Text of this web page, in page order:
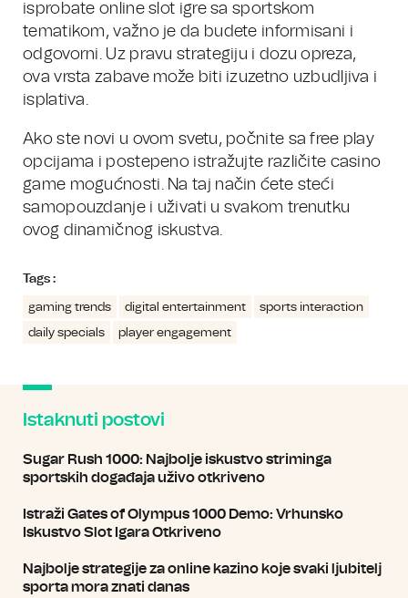
isprobate online slot igre sa sportskom
tematikom, važno je da budete informisani i
odgovorni. Uz pravu strategiju i dozu opreza,
ova vrsta zabave može biti izuzetno uzbudljiva i
isplativa.
Ako ste novi u ovom svetu, počnite sa free play
opcijama i postepeno istražujte različite casino
game mogućnosti. Na taj način ćete steći
samopouzdanje i uživati u svakom trenutku
ovog dinamičnog iskustva.
Tags :
gaming trends digital entertainment
sports interaction
daily specials
player engagement
Istaknuti postovi
Sugar Rush 1000: Najbolje iskustvo striminga
sportskih događaja uživo otkriveno
Istraži Gates of Olympus 1000 Demo: Vrhunsko
Iskustvo Slot Igara Otkriveno
Najbolje strategije za online kazino koje svaki ljubitelj
sporta mora znati danas